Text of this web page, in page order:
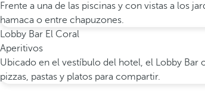
Frente a una de las piscinas y con vistas a los
hamaca o entre chapuzones.
Lobby Bar El Coral
Aperitivos
Ubicado en el vestíbulo del hotel, el Lobby Bar
pizzas, pastas y platos para compartir.